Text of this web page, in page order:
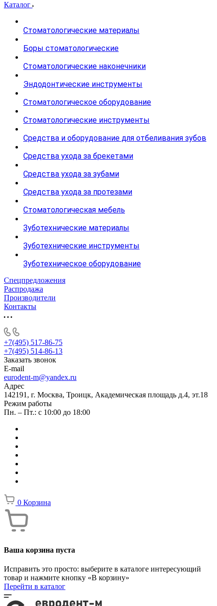
Каталог
Стоматологические материалы
Боры стоматологические
Стоматологические наконечники
Эндодонтические инструменты
Стоматологическое оборудование
Стоматологические инструменты
Средства и оборудование для отбеливания зубов
Средства ухода за брекетами
Средства ухода за зубами
Средства ухода за протезами
Стоматологическая мебель
Зуботехнические материалы
Зуботехнические инструменты
Зуботехническое оборудование
Спецпредложения
Распродажа
Производители
Контакты
+7(495) 517-86-75
+7(495) 514-86-13
Заказать звонок
E-mail
eurodent-m@yandex.ru
Адрес
142191, г. Москва, Троицк, Академическая площадь д.4, эт.18
Режим работы
Пн. – Пт.: с 10:00 до 18:00
0 Корзина
Ваша корзина пуста
Исправить это просто: выберите в каталоге интересующий
товар и нажмите кнопку «В корзину»
Перейти в каталог